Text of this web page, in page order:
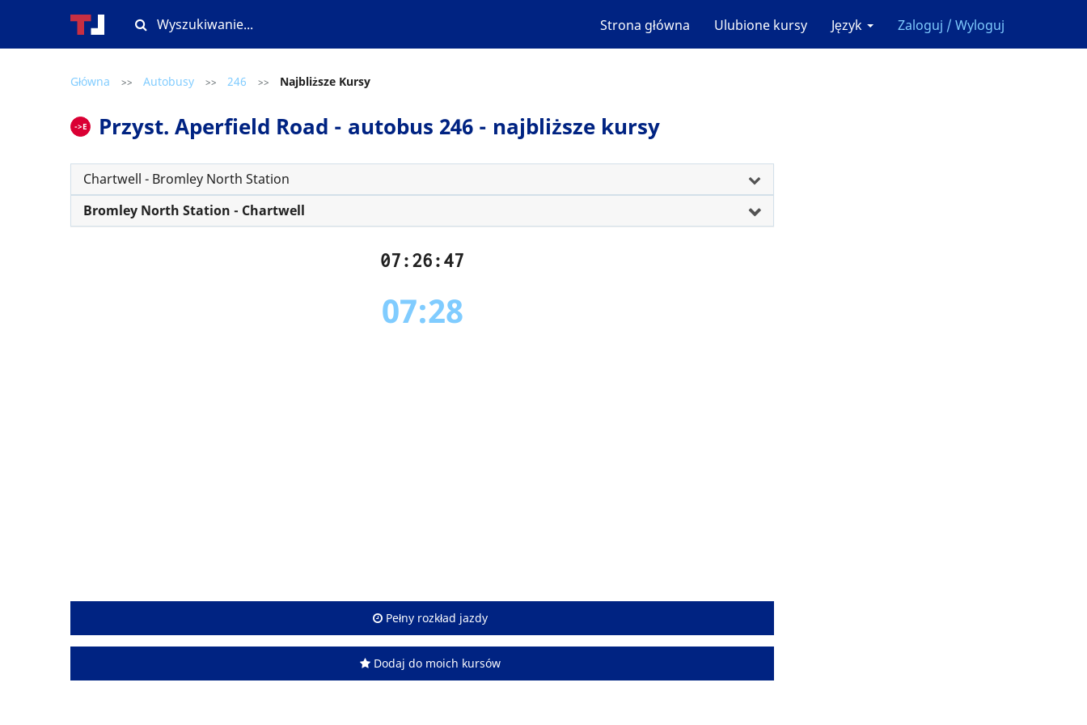
Strona główna Ulubione kursy Język Zaloguj / Wyloguj
Główna >> Autobusy >> 246 >> Najbliższe Kursy
->E Przyst. Aperfield Road - autobus 246 - najbliższe kursy
Chartwell - Bromley North Station
Bromley North Station - Chartwell
07:26:48
07:28
Pełny rozkład jazdy
Dodaj do moich kursów